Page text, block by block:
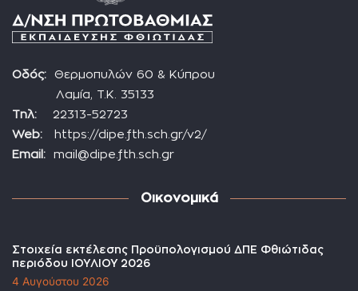
Οδός: Θερμοπυλών 60 & Κύπρου
Λαμία, Τ.Κ. 35133
Τηλ: 22313-52723
Web: https://dipe.fth.sch.gr/v2/
Email: mail@dipe.fth.sch.gr
Οικονομικά
Στοιχεία εκτέλεσης Προϋπολογισμού ΔΠΕ Φθιώτιδας
περιόδου ΙΟΥΛΙΟΥ 2026
4 Αυγούστου 2026